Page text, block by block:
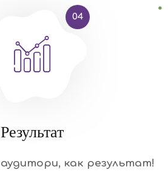
04
Результат
аудитори, как результат!